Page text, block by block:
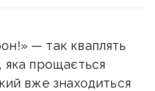
— так кваплять
яка прощається
вже знаходиться